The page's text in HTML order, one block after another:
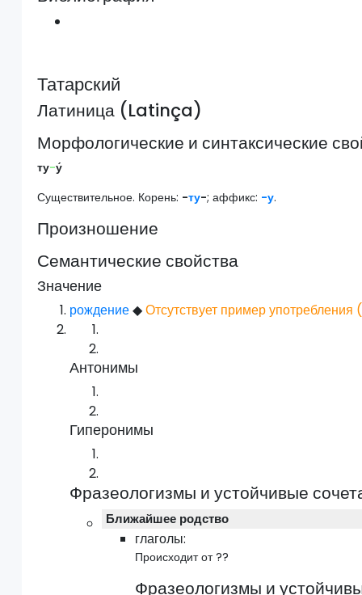
Татарский
Латиница (Latinça)
Морфологические и синтаксические
ту-у́
Существительное. Корень: -ту-; аффикс: -у.
Произношение
Семантические свойства
Значение
рождение◆Отсутствует пример употребления
Антонимы
Гиперонимы
Фразеологизмы и устойчивые
Ближайшее родство
глаголы:
Происходит от ??
Фразеологизмы и